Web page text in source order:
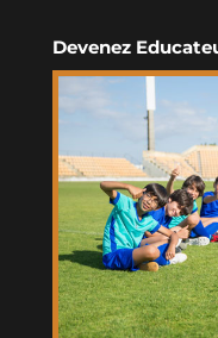
Devenez